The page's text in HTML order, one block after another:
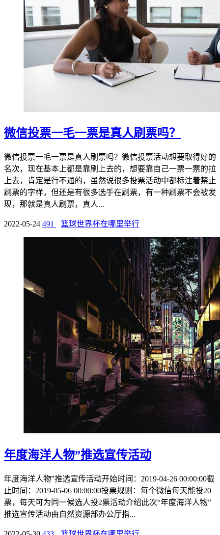
微信投票一毛一票是真人刷票吗？
微信投票一毛一票是真人刷票吗？微信投票活动想要取得好的
名次，现在基本上都是靠刷上去的，想要靠自己一票一票的拉
上去，肯定是行不通的，虽然说很多投票活动中都标注着禁止
刷票的字样，但还是有很多选手在刷票，有一种刷票不会被发
现，那就是真人刷票，真人...
2022-05-24 491 篮球世界杯在哪里举行
年度海洋人物”推选宣传活动
年度海洋人物”推选宣传活动开始时间：2019-04-26 00:00:00截
止时间：2019-05-06 00:00:00投票规则：每个微信每天能投20
票，每天可为同一候选人投2票活动介绍此次“年度海洋人物”
推选宣传活动由自然资源部办公厅指...